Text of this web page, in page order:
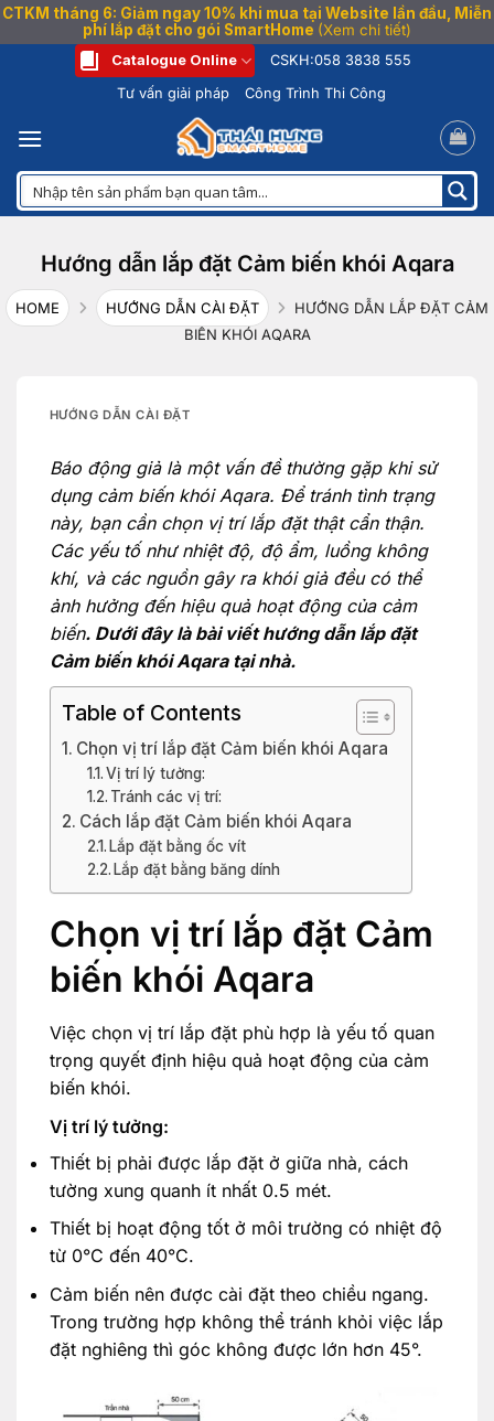
CTKM tháng 6: Giảm ngay 10% khi mua tại Website lần đầu, Miễn
phí lắp đặt cho gói SmartHome (Xem chi tiết)
dung
Catalogue Online CSKH:058 3838 555
Tư vấn giải pháp
Công Trình Thi Công
Hướng dẫn lắp đặt Cảm biến khói Aqara
HOME HƯỚNG DẪN CÀI ĐẶT
HƯỚNG DẪN LẮP ĐẶT CẢM
BIẾN KHÓI AQARA
HƯỚNG DẪN CÀI ĐẶT
Báo động giả là một vấn đề thường gặp khi sử
dụng cảm biến khói Aqara. Để tránh tình trạng
này, bạn cần chọn vị trí lắp đặt thật cẩn thận.
Các yếu tố như nhiệt độ, độ ẩm, luồng không
khí, và các nguồn gây ra khói giả đều có thể
ảnh hưởng đến hiệu quả hoạt động của cảm
biến. Dưới đây là bài viết hướng dẫn lắp đặt
Cảm biến khói Aqara tại nhà.
Table of Contents
Chọn vị trí lắp đặt Cảm biến khói Aqara
Vị trí lý tưởng:
Tránh các vị trí:
Cách lắp đặt Cảm biến khói Aqara
Lắp đặt bằng ốc vít
Lắp đặt bằng băng dính
Chọn vị trí lắp đặt Cảm
biến khói Aqara
Việc chọn vị trí lắp đặt phù hợp là yếu tố quan
trọng quyết định hiệu quả hoạt động của cảm
biến khói.
Vị trí lý tưởng:
Thiết bị phải được lắp đặt ở giữa nhà, cách
tường xung quanh ít nhất 0.5 mét.
Thiết bị hoạt động tốt ở môi trường có nhiệt độ
từ 0°C đến 40°C.
Cảm biến nên được cài đặt theo chiều ngang.
Trong trường hợp không thể tránh khỏi việc lắp
đặt nghiêng thì góc không được lớn hơn 45°.